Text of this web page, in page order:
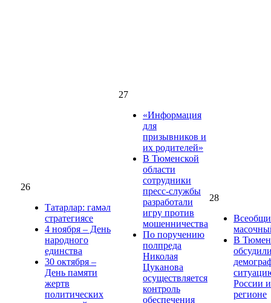
26
Татарлар: гамәл
стратегиясе
4 ноября – День
народного
единства
30 октября –
День памяти
жертв
политических
27
«Информация
для
призывников и
их родителей»
В Тюменской
области
сотрудники
пресс-службы
разработали
игру против
мошенничества
По поручению
полпреда
Николая
Цуканова
осуществляется
контроль
обеспечения
28
В
России
регионе